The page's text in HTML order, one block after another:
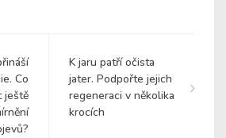
Co
ještě
K jaru patří očista
jater. Podpořte jejich
regeneraci v několika
krocích